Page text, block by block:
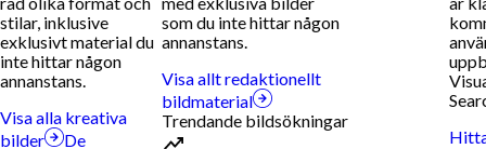
stilar, inklusive
exklusivt material du
inte hittar någon
annanstans.
Visa alla kreativa
bilder
De
som du inte hittar någon
annanstans.
Visa allt redaktionellt
bildmaterial
Trendande bildsökningar